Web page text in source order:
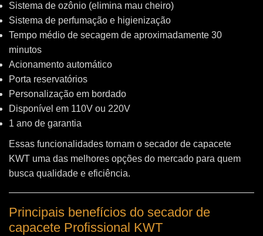
Sistema de ozônio (elimina mau cheiro)
Sistema de perfumação e higienização
Tempo médio de secagem de aproximadamente 30
minutos
Acionamento automático
Porta reservatórios
Personalização em bordado
Disponível em 110V ou 220V
1 ano de garantia
Essas funcionalidades tornam o secador de capacete
KWT uma das melhores opções do mercado para quem
busca qualidade e eficiência.
Principais benefícios do secador de
capacete Profissional KWT